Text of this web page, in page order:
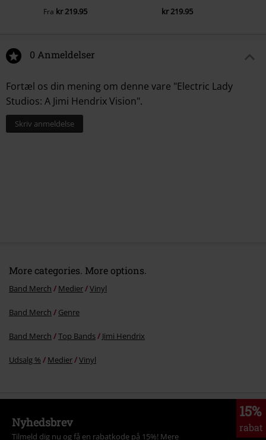
Fra kr 219.95 kr 219.95
0 Anmeldelser
Fortæl os din mening om denne vare "Electric Lady
Studios: A Jimi Hendrix Vision".
Skriv anmeldelse
More categories. More options.
Band Merch Medier Vinyl
Band Merch Genre
Band Merch Top Bands Jimi Hendrix
Udsalg % Medier Vinyl
15%
rabat
Nyhedsbrev
Tilmeld dig nu og få en rabatkode på 15%! Mere